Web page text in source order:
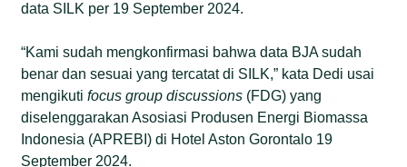
data SILK per 19 September 2024.
“Kami sudah mengkonfirmasi bahwa data BJA sudah
benar dan sesuai yang tercatat di SILK,” kata Dedi usai
mengikutifocus group discussions (FDG) yang
diselenggarakan Asosiasi Produsen Energi Biomassa
Indonesia (APREBI) di Hotel Aston Gorontalo 19
September 2024.